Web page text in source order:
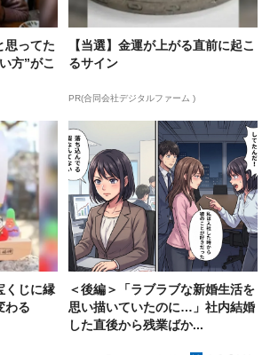
思ってた
方”がこ
【当選】金運が上がる直前に起こ
るサイン
PR(合同会社デジタルファーム )
くじに縁
わる
＜後編＞「ラブラブな新婚生活を
思い描いていたのに…」社内結婚
した直後から残業ばか...